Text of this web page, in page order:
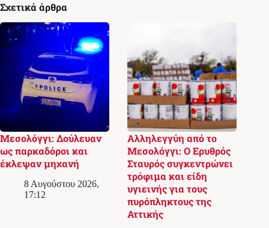
Σχετικά άρθρα
Μεσολόγγι: Δούλευαν
ως παρκαδόροι και
έκλεψαν μηχανή
8 Αυγούστου 2026,
17:12
Αλληλεγγύη από το
Μεσολόγγι: Ο Ερυθρός
Σταυρός συγκεντρώνει
τρόφιμα και είδη
υγιεινής για τους
πυρόπληκτους της
Αττικής